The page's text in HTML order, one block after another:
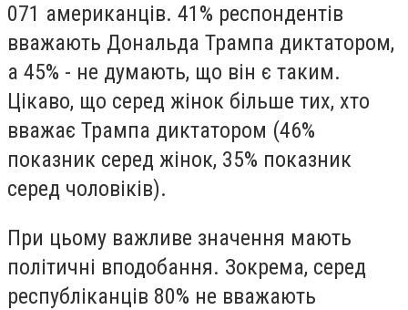
071 американців. 41% респондентів
вважають Дональда Трампа диктатором,
а 45% - не думають, що він є таким.
Цікаво, що серед жінок більше тих, хто
вважає Трампа диктатором (46%
показник серед жінок, 35% показник
серед чоловіків).
При цьому важливе значення мають
політичні вподобання. Зокрема, серед
республіканців 80% не вважають